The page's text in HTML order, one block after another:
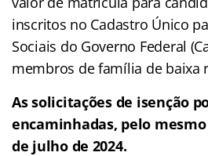
inscritos no Cadastro Único
Sociais do Governo Federal
membros de família de baixa
As solicitações de isenção
encaminhadas, pelo
de julho de 2024.